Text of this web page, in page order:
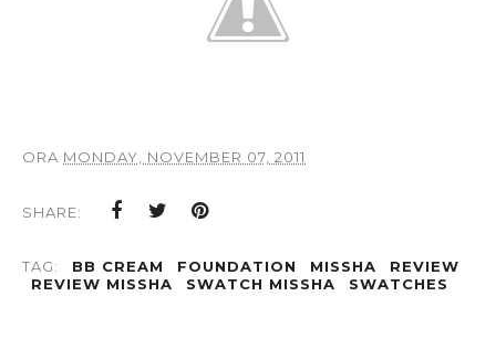
ORA MONDAY, NOVEMBER 07, 2011
SHARE:
TAG: BB CREAM FOUNDATION MISSHA
REVIEW
REVIEW MISSHA
SWATCH MISSHA SWATCHES